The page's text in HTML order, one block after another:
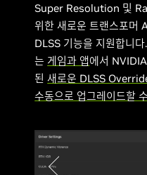
Super Resolution 및
위한 새로운 트랜스포머
DLSS 기능을 지원합니
는 게임과 앱에서
된새로운 DLSS
수동으로 업그레이드할